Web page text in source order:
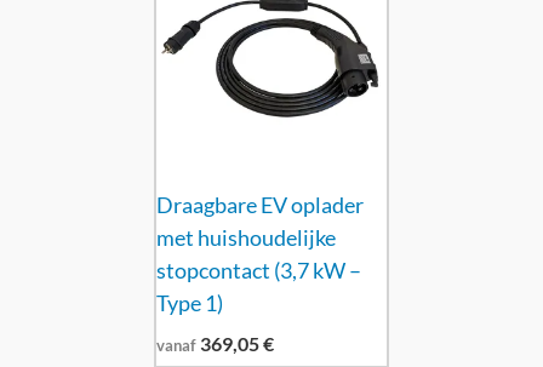
Draagbare EV oplader
met huishoudelijke
stopcontact (3,7 kW –
Type 1)
vanaf 369,05€